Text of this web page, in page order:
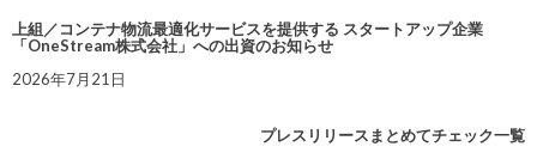
上組／コンテナ物流最適化サービスを提供する スタートアップ企業
「OneStream株式会社」への出資のお知らせ
2026年7月21日
プレスリリースまとめてチェック一覧